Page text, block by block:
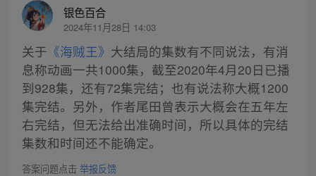
银色百合
2024年11月28日 14:03
关于 《海贼王》 大结局的集数有不同说法，有消
息称动画一共1000集，截至2020年4月20日已播
到928集，还有72集完结；也有说法称大概1200
集完结。另外，作者尾田曾表示大概会在五年左
右完结，但无法给出准确时间，所以具体的完结
集数和时间还不能确定。
答案问题点击 举报反馈